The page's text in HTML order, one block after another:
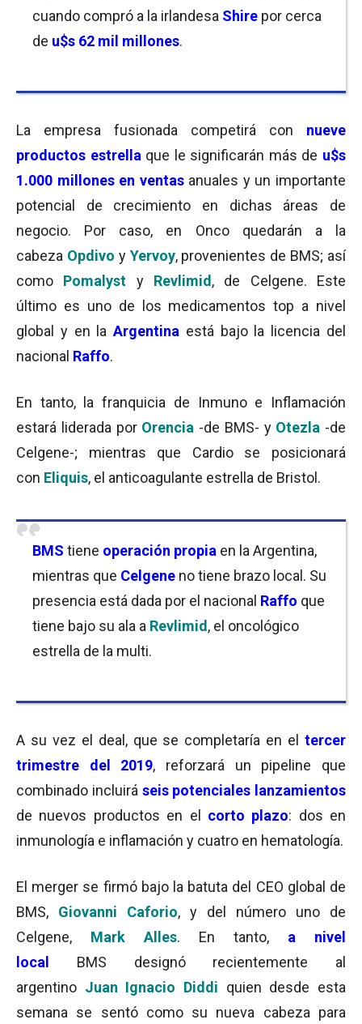
cuando compró a la irlandesa Shire por cerca
de u$s 62 mil millones.
La empresa fusionada competirá con nueve
productos estrella que le significarán más de u$s
1.000 millones en ventasanuales y un importante
potencial de crecimiento en dichas áreas de
negocio. Por caso, en Onco quedarán a la
cabeza Opdivo y Yervoy, provenientes de BMS; así
como Pomalyst y Revlimid , de Celgene. Este
último es uno de los medicamentos top a nivel
global y en laArgentina está bajo la licencia del
nacional Raffo.
En tanto, la franquicia de Inmuno e Inflamación
estará liderada por Orencia -de BMS- y Otezla -de
Celgene-; mientras que Cardio se posicionará
con Eliquis, el anticoagulante estrella de Bristol.
BMS tiene operación propia en la Argentina,
mientras que Celgene no tiene brazo local. Su
presencia está dada por el nacional Raffo que
tiene bajo su ala a Revlimid , el oncológico
estrella de la multi.
A su vez el deal, que se completaría en el tercer
trimestre del 2019, reforzará un pipeline que
combinado incluirá seis potenciales lanzamientos
de nuevos productos en el corto plazo: dos en
inmunología e inflamación y cuatro en hematología.
El merger se firmó bajo la batuta del CEO global de
BMS, Giovanni Caforio, y del número uno de
Celgene, Mark Alles. En tanto, a nivel
local
BMS designó recientemente al
argentino Juan Ignacio Diddi quien desde esta
semana se sentó como su nueva cabeza para